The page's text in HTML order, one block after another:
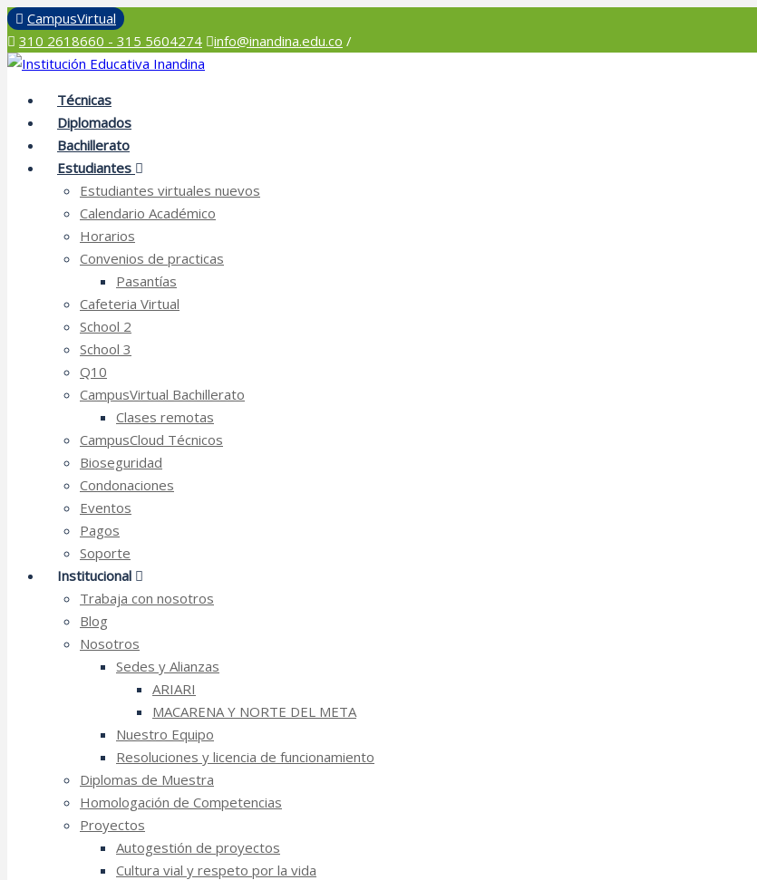
InicioCampusVirtual
310 2618660 - 315 5604274
info@inandina.edu.co /
Técnicas
Diplomados
Bachillerato
Estudiantes
Estudiantes virtuales nuevos
Calendario Académico
Horarios
Convenios de practicas
Pasantías
Cafeteria Virtual
School 2
School 3
Q10
CampusVirtual Bachillerato
Clases remotas
CampusCloud Técnicos
Bioseguridad
Condonaciones
Eventos
Pagos
Soporte
Institucional
Trabaja con nosotros
Blog
Nosotros
Sedes y Alianzas
ARIARI
MACARENA Y NORTE DEL META
Nuestro Equipo
Resoluciones y licencia de funcionamiento
Diplomas de Muestra
Homologación de Competencias
Proyectos
Autogestión de proyectos
Cultura vial y respeto por la vida